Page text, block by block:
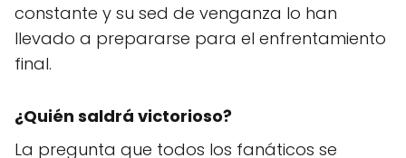
constante y su sed de venganza lo han
llevado a prepararse para el enfrentamiento
final.
¿Quién saldrá victorioso?
La pregunta que todos los fanáticos se